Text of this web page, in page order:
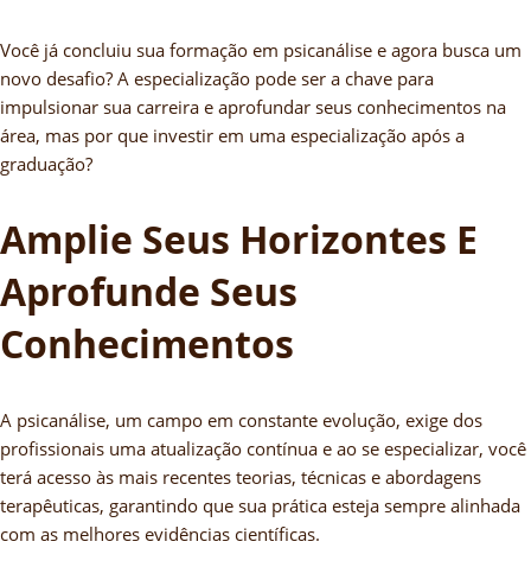
Você já concluiu sua formação em psicanálise e agora busca um
novo desafio? A especialização pode ser a chave para
impulsionar sua carreira e aprofundar seus conhecimentos na
área, mas por que investir em uma especialização após a
graduação?
Amplie Seus Horizontes E
Aprofunde Seus
Conhecimentos
A psicanálise, um campo em constante evolução, exige dos
profissionais uma atualização contínua e ao se especializar, você
terá acesso às mais recentes teorias, técnicas e abordagens
terapêuticas, garantindo que sua prática esteja sempre alinhada
com as melhores evidências científicas.